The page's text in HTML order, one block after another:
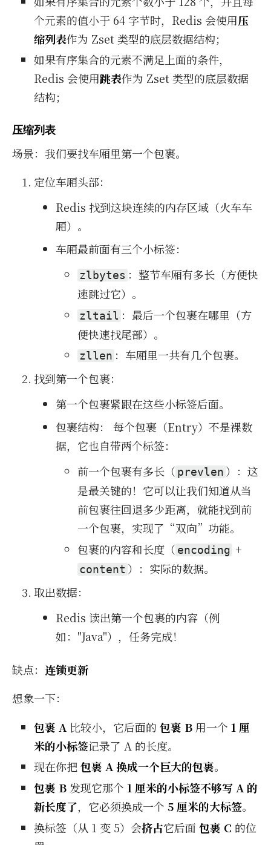
个元素的值小于 64 字节时，Redis 会使用压
缩列表作为 Zset 类型的底层数据结构；
如果有序集合的元素不满足上面的条件，
Redis 会使用跳表作为 Zset 类型的底层数据
结构；
压缩列表
场景：我们要找车厢里第一个包裹。
定位车厢头部：
Redis 找到这块连续的内存区域（火车车
厢）。
车厢最前面有三个小标签：
zlbytes ：整节车厢有多长（方便快
速跳过它）。
zltail ：最后一个包裹在哪里（方
便快速找尾部）。
zllen ：车厢里一共有几个包裹。
找到第一个包裹：
第一个包裹紧跟在这些小标签后面。
包裹结构： 每个包裹（En­try）不是裸数
据，它也自带两个标签：
前一个包裹有多长（ prevlen ）：这
是最关键的！它可以让我们知道从当
前包裹往回退多少距离，就能找到前
一个包裹，实现了“双向”功能。
包裹的内容和长度（ encoding +
content ）：实际的数据。
取出数据：
Redis 读出第一个包裹的内容（例
如："Java"），任务完成！
缺点： 连锁更新
想象一下：
包裹 A 比较小，它后面的 包裹 B 用一个 1 厘
米的小标签记录了 A 的长度。
现在你把包裹 A 换成一个巨大的包裹。
包裹 B 发现它那个 1 厘米的小标签不够写 A 的
新长度了，它必须换成一个 5 厘米的大标签。
换标签（从 1 变 5）会挤占它后面 包裹 C 的位